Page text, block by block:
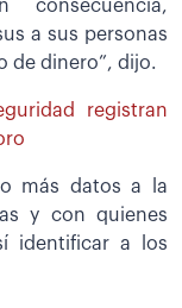
consecuencia,
a sus personas
de dinero”, dijo.
registran
más datos a la
y con quienes
identificar a los